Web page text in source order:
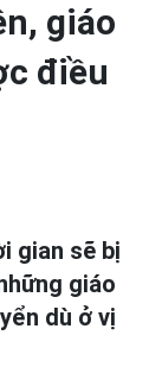
giáo
điều
gian sẽ bị
giáo
dù ở vị